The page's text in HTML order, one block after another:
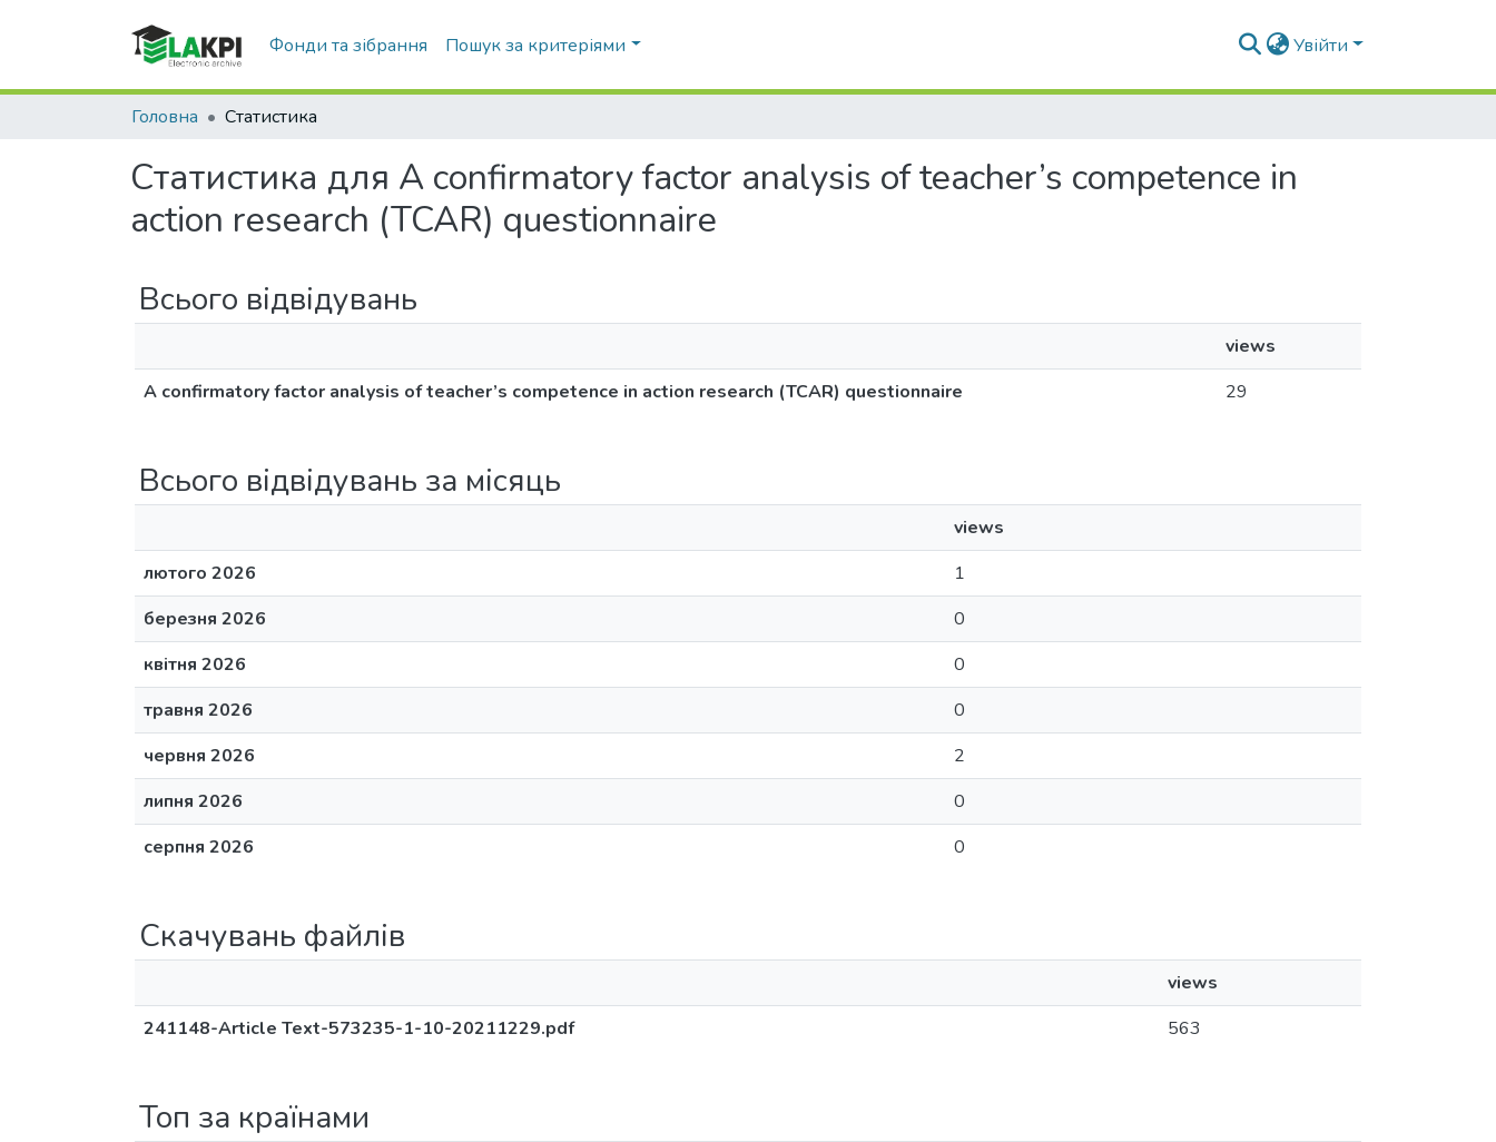
Фонди та зібрання Пошук за критеріями Увійти
Головна Статистика
Статистика для A confirmatory factor analysis of teacher’s competence in
action research (TCAR) questionnaire
Всього відвідувань
views
A confirmatory factor analysis of teacher’s competence in action research (TCAR) questionnaire
29
Всього відвідувань за місяць
views
лютого 2026
1
березня 2026
0
квітня 2026
0
травня 2026
0
червня 2026
2
липня 2026
0
серпня 2026
0
Скачувань файлів
views
241148-Article Text-573235-1-10-20211229.pdf
563
Топ за країнами